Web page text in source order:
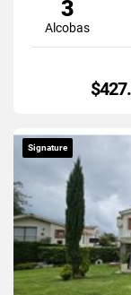
3
Alcobas
Signature